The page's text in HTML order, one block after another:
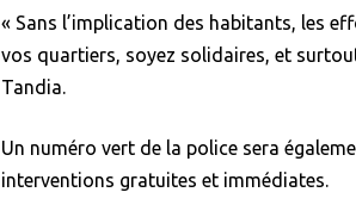
« Sans l’implication des habitants, les
vos quartiers, soyez solidaires, et
Tandia.
Un numéro vert de la police sera
interventions gratuites et immédiates.